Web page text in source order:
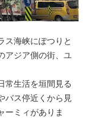
ス海峡にぽつりと
アジア側の街、ユ
常生活を垣間見る
バス停近くから見
ーミィがありま